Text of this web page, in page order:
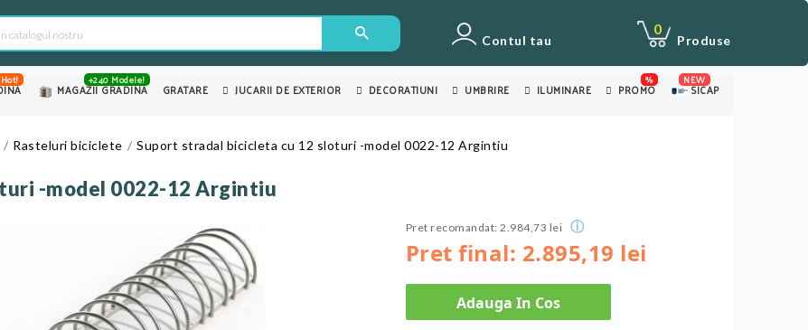
Contul tau Produse
0
Hot!
MAGAZII GRADINA
+240 Modele!
GRATARE JUCARII DE EXTERIOR DECORATIUNI UMBRIRE ILUMINARE PROMO
%
SICAP
NEW
Rasteluri biciclete Suport stradal bicicleta cu 12 sloturi -model 0022-12 Argintiu
-model 0022-12 Argintiu
Pret final: 2.895,19 lei
Pret recomandat: 2.984,73 lei ⓘ
Adauga In Cos